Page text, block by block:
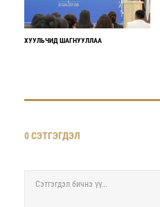
ХУУЛЬЧИД ШАГНУУЛЛАА
0 СЭТГЭГДЭЛ